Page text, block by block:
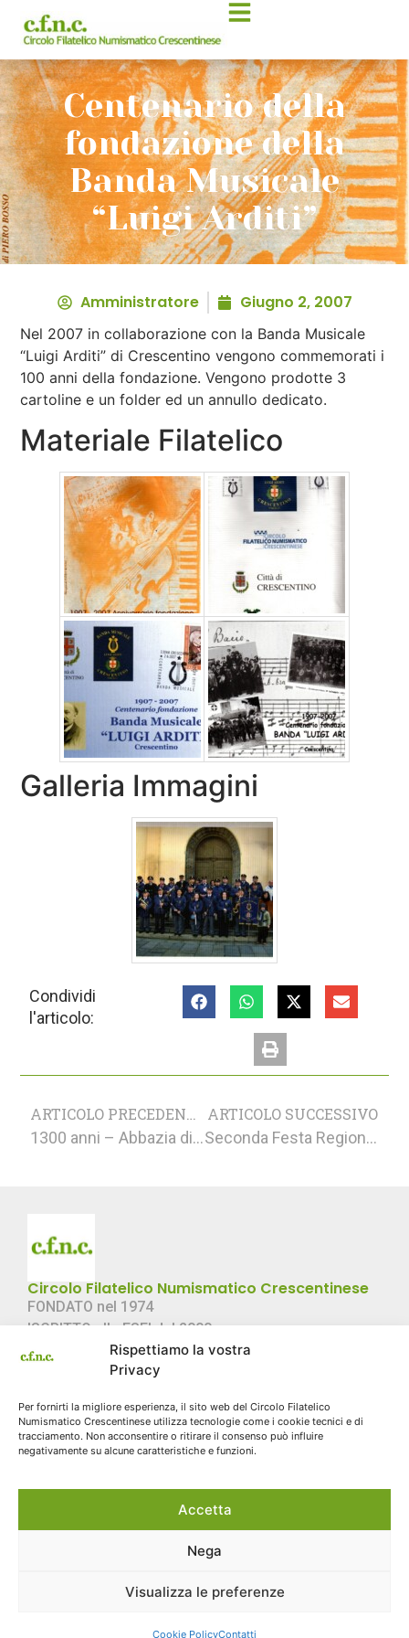
Rispettiamo la vostra
Privacy
Per fornirti la migliore esperienza, il sito web del Circolo Filatelico
Numismatico Crescentinese utilizza tecnologie come i cookie tecnici e di
tracciamento. Non acconsentire o ritirare il consenso può influire
negativamente su alcune caratteristiche e funzioni.
Accetta
Nega
Visualizza le preferenze
Cookie PolicyContatti
Centenario della
fondazione della
Banda Musicale
“Luigi Arditi”
Amministratore Giugno 2, 2007
Nel 2007 in collaborazione con la Banda Musicale
“Luigi Arditi” di Crescentino vengono commemorati i
100 anni della fondazione. Vengono prodotte 3
cartoline e un folder ed un annullo dedicato.
Materiale Filatelico
Galleria Immagini
Condividi
l'articolo:
ARTICOLO PRECEDENTE
1300 anni – Abbazia di San Genuario
ARTICOLO SUCCESSIVO
Seconda Festa Regionale della C.R.I.
Circolo Filatelico Numismatico Crescentinese
FONDATO nel 1974
ISCRITTO alla FSFI dal 2000
C.F. 02057360022
Chi Siamo
Storia
Contatti
Sito storico
Contatti
© 2026 Circolo Filatelico Numismatico